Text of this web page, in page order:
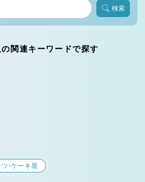
検索
の関連キーワードで探す
・ケーキ屋